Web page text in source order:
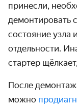
принесли,
демонтировать
состояние узла
отдельности.
стартер
После
можно